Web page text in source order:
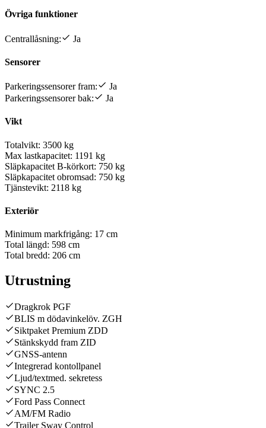
Övriga funktioner
Centrallåsning: Ja
Sensorer
Parkeringssensorer fram:
Ja
Parkeringssensorer bak:
Ja
Vikt
Totalvikt: 3500 kg
Max lastkapacitet: 1191 kg
Släpkapacitet B-körkort: 750 kg
Släpkapacitet obromsad: 750 kg
Tjänstevikt: 2118 kg
Exteriör
Minimum markfrigång: 17 cm
Total längd: 598 cm
Total bredd: 206 cm
Utrustning
Dragkrok PGF
BLIS m dödavinkelöv. ZGH
Siktpaket Premium ZDD
Stänkskydd fram ZID
GNSS-antenn
Integrerad kontollpanel
Ljud/textmed. sekretess
SYNC 2.5
Ford Pass Connect
AM/FM Radio
Trailer Sway Control